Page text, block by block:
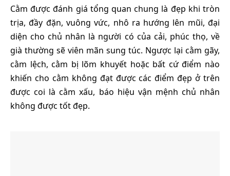
Cằm được đánh giá tổng quan chung là đẹp khi tròn
trịa, đầy đặn, vuông vức, nhô ra hướng lên mũi, đại
diện cho chủ nhân là người có của cải, phúc thọ, về
già thường sẽ viên mãn sung túc. Ngược lại cằm gãy,
cằm lệch, cằm bị lõm khuyết hoặc bất cứ điểm nào
khiến cho cằm không đạt được các điểm đẹp ở trên
được coi là cằm xấu, báo hiệu vận mệnh chủ nhân
không được tốt đẹp.